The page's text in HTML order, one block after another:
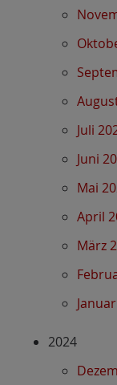
Juli
Juni
Mai
April
März
2024